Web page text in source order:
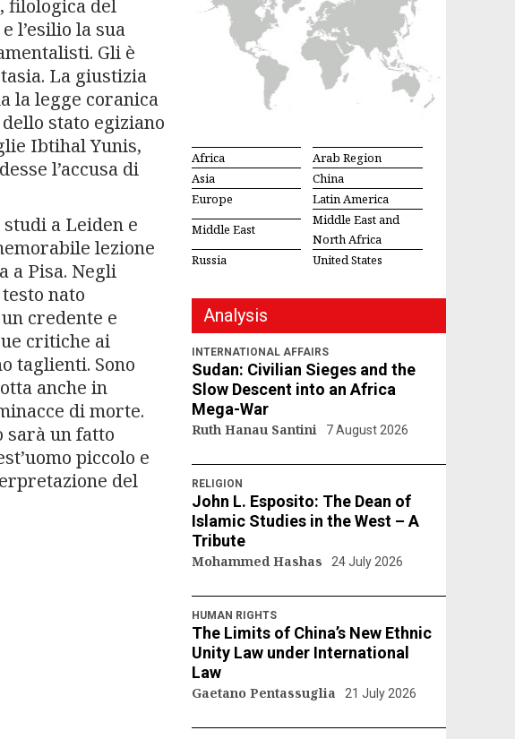
filologica del
l’esilio la sua
Gli è
La giustizia
la legge coranica
stato egiziano
Ibtihal Yunis,
l’accusa di
a Leiden e
lezione
a Pisa. Negli
nato
credente e
critiche ai
taglienti. Sono
anche in
di morte.
sarà un fatto
piccolo e
del
Africa
Arab Region
Asia
China
Europe
Latin America
Middle East
Middle East and
North Africa
Russia
United States
Analysis
INTERNATIONAL AFFAIRS
Sudan: Civilian Sieges and the
Slow Descent into an Africa
Mega-War
Ruth Hanau Santini 7 August 2026
RELIGION
John L. Esposito: The Dean of
Islamic Studies in the West – A
Tribute
Mohammed Hashas 24 July 2026
HUMAN RIGHTS
The Limits of China’s New Ethnic
Unity Law under International
Law
Gaetano Pentassuglia 21 July 2026